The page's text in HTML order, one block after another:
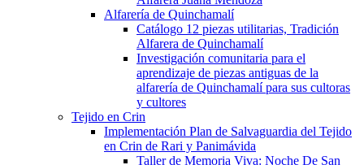
Alfarería de Quinchamalí
Catálogo 12 piezas utilitarias, Tradición
Alfarera de Quinchamalí
Investigación comunitaria para el
aprendizaje de piezas antiguas de la
alfarería de Quinchamalí para sus cultoras
y cultores
Tejido en Crin
Implementación Plan de Salvaguardia del Tejido
en Crin de Rari y Panimávida
Taller de Memoria Viva: Noche De San